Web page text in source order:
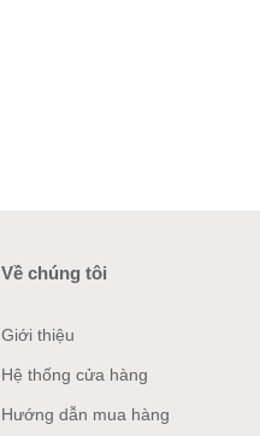
Về chúng tôi
Giới thiệu
Hệ thống cửa hàng
Hướng dẫn mua hàng